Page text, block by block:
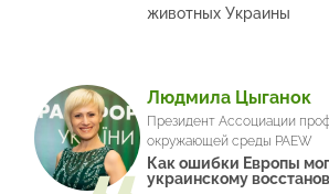
животных Украины
Людмила Цыганок
Президент Ассоциации
окружающей среды PAEW
Как ошибки Европы
украинскому